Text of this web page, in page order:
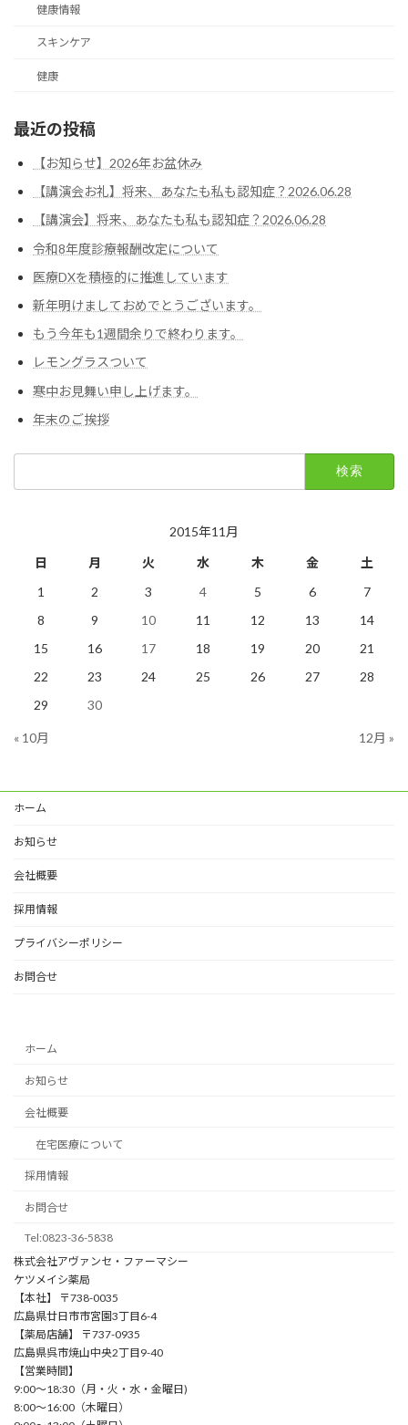
健康情報
スキンケア
健康
最近の投稿
【お知らせ】2026年お盆休み
【講演会お礼】将来、あなたも私も認知症？2026.06.28
【講演会】将来、あなたも私も認知症？2026.06.28
令和8年度診療報酬改定について
医療DXを積極的に推進しています
新年明けましておめでとうございます。
もう今年も1週間余りで終わります。
レモングラスついて
寒中お見舞い申し上げます。
年末のご挨拶
2015年11月
日
月 火 水 木 金
土
1
2 3 4 5 6
7
8
9 10 11 12 13
14
15
16 17 18 19 20
21
22
23 24 25 26 27
28
29
30
« 10月 12月 »
ホーム
お知らせ
会社概要
採用情報
プライバシーポリシー
お問合せ
ホーム
お知らせ
会社概要
在宅医療について
採用情報
お問合せ
Tel:0823-36-5838
株式会社アヴァンセ・ファーマシー
ケツメイシ薬局
【本社】 〒738-0035
広島県廿日市市宮園3丁目6-4
【薬局店舗】 〒737-0935
広島県呉市焼山中央2丁目9-40
【営業時間】
9:00〜18:30（⽉・⽕・⽔・⾦曜⽇)
8:00〜16:00（⽊曜⽇）